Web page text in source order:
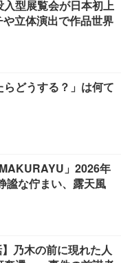
型展覧会が日本初上
立体演出で作品世界
どうする？」は何て
」2026年
謐な佇まい、露天風
乃木の前に現れた人